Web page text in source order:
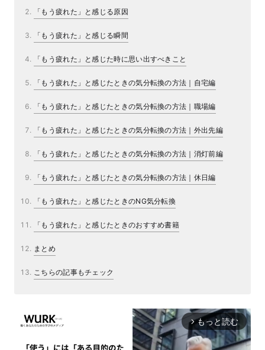
「もう疲れた」と感じる原因
「もう疲れた」と感じる瞬間
「もう疲れた」と感じた時に思い出すべきこと
「もう疲れた」と感じたときの気分転換の方法｜自宅編
「もう疲れた」と感じたときの気分転換の方法｜職場編
「もう疲れた」と感じたときの気分転換の方法｜外出先編
「もう疲れた」と感じたときの気分転換の方法｜消灯前編
「もう疲れた」と感じたときの気分転換の方法｜休日編
「もう疲れた」と感じたときのNG気分転換
「もう疲れた」と感じたときのおすすめ書籍
まとめ
こちらの記事もチェック
arrow_forward_ios もっと読む